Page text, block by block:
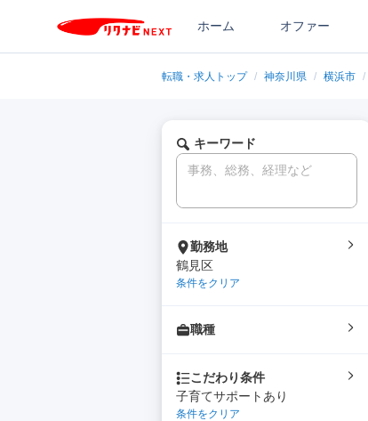
ホーム オファー
転職・求人トップ / 神奈川県 / 横浜市 /
キーワード
勤務地
鶴見区
条件をクリア
職種
こだわり条件
子育てサポートあり
条件をクリア